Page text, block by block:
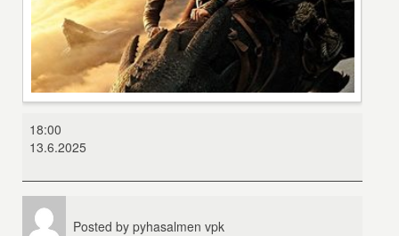
koulutat
lohikäärmeesi
18:00
13.6.2025
Posted by pyhasalmen vpk